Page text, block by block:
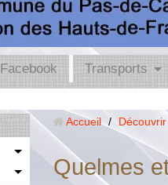
Facebook Transports
Accueil /
Quelmes